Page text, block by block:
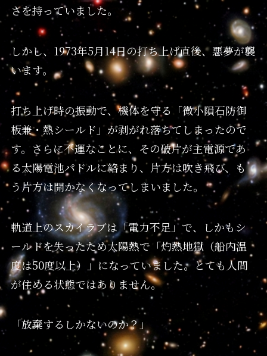
さを持っていました。
しかし、1973年5月14日の打ち上げ直後、悪夢が襲
います。
打ち上げ時の振動で、機体を守る「微小隕石防御
板兼・熱シールド」が剥がれ落ちてしまったので
す。さらに不運なことに、その破片が主電源であ
る太陽電池パドルに絡まり、片方は吹き飛び、も
う片方は開かなくなってしまいました。
軌道上のスカイラブは「電力不足」で、しかもシ
ールドを失ったため太陽熱で「灼熱地獄（船内温
度は50度以上）」になっていました。とても人間
が住める状態ではありません。
「放棄するしかないのか？」